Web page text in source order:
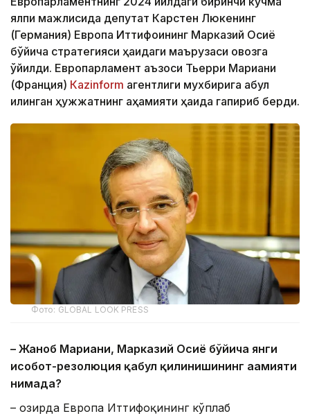
ялпи мажлисида депутат Карстен Люкенинг
(Германия) Европа Иттифоқининг Марказий Осиё
бўйича стратегияси ҳақидаги маърузаси овозга
қўйилди. Европарламент аъзоси Тьерри Мариани
(Франция) Каzinform агентлиги мухбирига қабул
қилинган ҳужжатнинг аҳамияти ҳақида гапириб берди.
Фото: GLOBAL LOOK PRESS
– Жаноб Мариани, Марказий Осиё бўйича янги
ҳисобот-резолюция қабул қилинишининг аҳамияти
нимада?
– Ҳозирда Европа Иттифоқининг кўплаб